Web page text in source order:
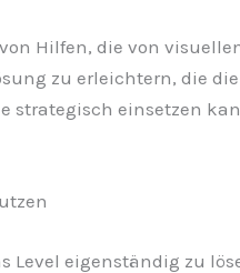
Hilfen, die von
zu erleichtern, die
strategisch einsetzen
Level eigenständig zu